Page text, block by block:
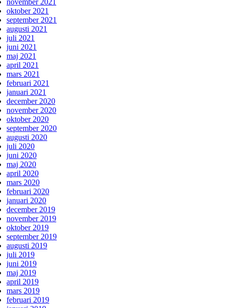
november 2021
oktober 2021
september 2021
augusti 2021
juli 2021
juni 2021
maj 2021
april 2021
mars 2021
februari 2021
januari 2021
december 2020
november 2020
oktober 2020
september 2020
augusti 2020
juli 2020
juni 2020
maj 2020
april 2020
mars 2020
februari 2020
januari 2020
december 2019
november 2019
oktober 2019
september 2019
augusti 2019
juli 2019
juni 2019
maj 2019
april 2019
mars 2019
februari 2019